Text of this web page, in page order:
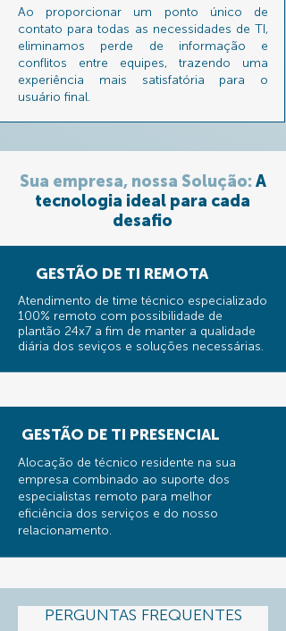
Ao proporcionar um ponto único de
contato para todas as necessidades de TI,
eliminamos perde de informação e
conflitos entre equipes, trazendo uma
experiência mais satisfatória para o
usuário final.
Sua empresa, nossa Solução: A
tecnologia ideal para cada
desafio
GESTÃO DE TI REMOTA
Atendimento de time técnico especializado
100% remoto com possibilidade de
plantão 24x7 a fim de manter a qualidade
diária dos seviços e soluções necessárias.
GESTÃO DE TI PRESENCIAL
Alocação de técnico residente na sua
empresa combinado ao suporte dos
especialistas remoto para melhor
eficiência dos serviços e do nosso
relacionamento.
PERGUNTAS FREQUENTES